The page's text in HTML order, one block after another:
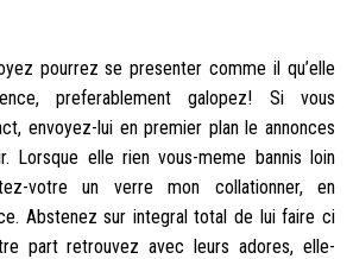
pourrez se presenter comme il qu’elle
preferablement galopez! Si vous
envoyez-lui en premier plan le annonces
Lorsque elle rien vous-meme bannis loin
votre un verre mon collationner, en
Abstenez sur integral total de lui faire ci
part retrouvez avec leurs adores, elle-